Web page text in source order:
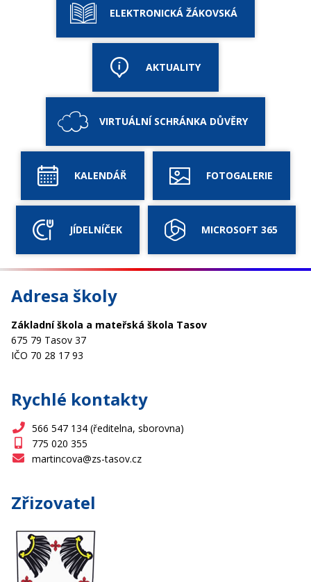
ELEKTRONICKÁ ŽÁKOVSKÁ
AKTUALITY
VIRTUÁLNÍ SCHRÁNKA DŮVĚRY
KALENDÁŘ FOTOGALERIE
JÍDELNÍČEK MICROSOFT 365
Adresa školy
Základní škola a mateřská škola Tasov
675 79 Tasov 37
IČO 70 28 17 93
Rychlé kontakty
566 547 134 (ředitelna, sborovna)
775 020 355
martincova@zs-tasov.cz
Zřizovatel